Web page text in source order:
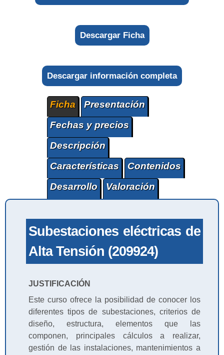
Descargar Ficha
Descargar información completa
Ficha
Presentación
Fechas y precios
Descripción
Características
Contenidos
Desarrollo
Valoración
Subestaciones eléctricas de
Alta Tensión (209924)
JUSTIFICACIÓN
Este curso ofrece la posibilidad de conocer los
diferentes tipos de subestaciones, criterios de
diseño, estructura, elementos que las
componen, principales cálculos a realizar,
gestión de las instalaciones, mantenimientos a